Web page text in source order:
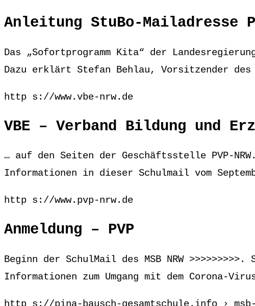
Anleitung StuBo-Mailadresse
Das „Sofortprogramm Kita“ der
Dazu erklärt Stefan Behlau, Vorsitzender des
http s://www.vbe-nrw.de
VBE – Verband Bildung und
… auf den Seiten der Geschäftsstelle PVP-
Informationen in dieser Schulmail vom
http s://www.pvp-nrw.de
Anmeldung – PVP
Beginn der SchulMail des MSB NRW
Informationen zum Umgang mit dem Corona-
http s://pina-bausch-gesamtschule.info ›